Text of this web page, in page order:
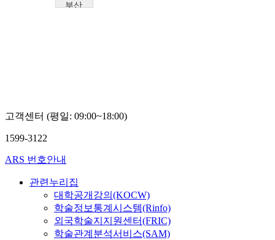
부산
고객센터 (평일: 09:00~18:00)
1599-3122
ARS 번호안내
관련누리집
대학공개강의(KOCW)
학술정보통계시스템(Rinfo)
외국학술지지원센터(FRIC)
학술관계분석서비스(SAM)